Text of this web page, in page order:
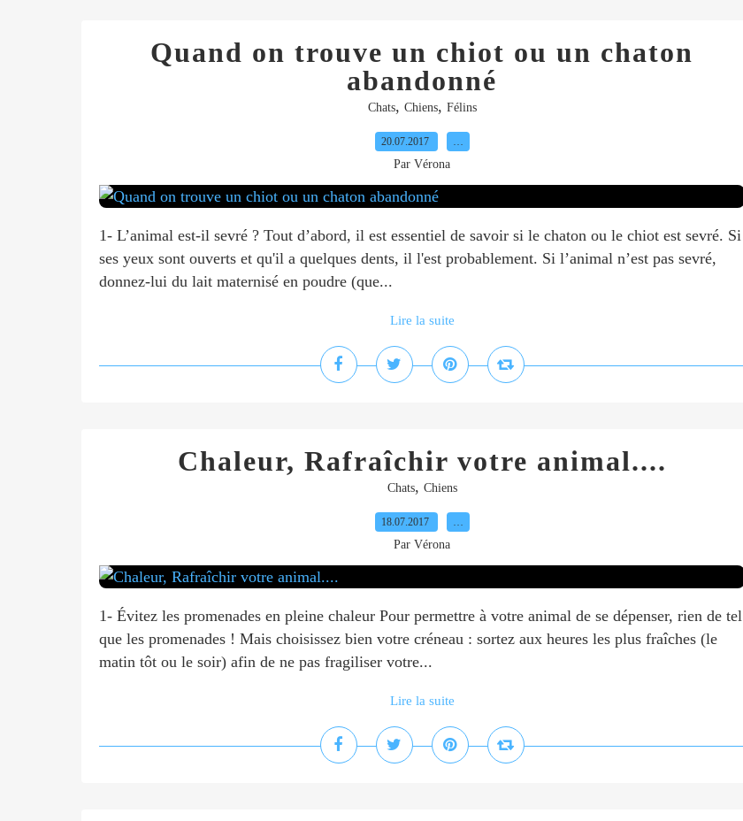
Quand on trouve un chiot ou un chaton
abandonné
Chats, Chiens, Félins
20.07.2017 …
Par Vérona
1- L’animal est-il sevré ? Tout d’abord, il est essentiel de savoir si le chaton ou le chiot est sevré. Si
ses yeux sont ouverts et qu'il a quelques dents, il l'est probablement. Si l’animal n’est pas sevré,
donnez-lui du lait maternisé en poudre (que...
Lire la suite
Chaleur, Rafraîchir votre animal....
Chats, Chiens
18.07.2017 …
Par Vérona
1- Évitez les promenades en pleine chaleur Pour permettre à votre animal de se dépenser, rien de tel
que les promenades ! Mais choisissez bien votre créneau : sortez aux heures les plus fraîches (le
matin tôt ou le soir) afin de ne pas fragiliser votre...
Lire la suite